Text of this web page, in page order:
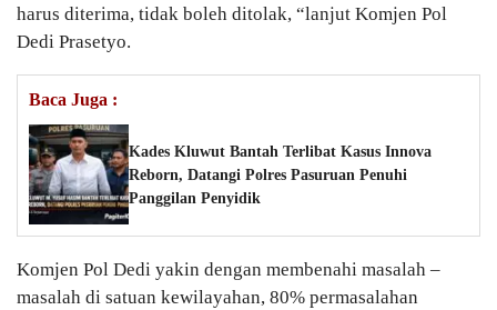
harus diterima, tidak boleh ditolak, “lanjut Komjen Pol
Dedi Prasetyo.
Baca Juga :
Kades Kluwut Bantah Terlibat Kasus Innova
Reborn, Datangi Polres Pasuruan Penuhi
Panggilan Penyidik
Komjen Pol Dedi yakin dengan membenahi masalah –
masalah di satuan kewilayahan, 80% permasalahan